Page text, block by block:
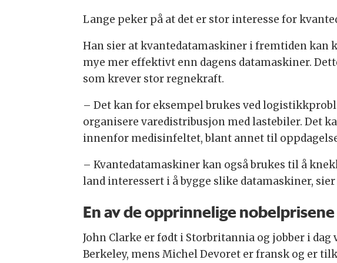
Lange peker på at det er stor interesse for
Han sier at kvantedatamaskiner i fremtiden kan
mye mer effektivt enn dagens datamaskiner.
som krever stor regnekraft.
– Det kan for eksempel brukes ved
organisere varedistribusjon med lastebiler. Det
innenfor medisinfeltet, blant annet til
– Kvantedatamaskiner kan også brukes til å
land interessert i å bygge slike datamaskiner, sier
En av de opprinnelige nobelprisene
John Clarke er født i Storbritannia og jobber i
Berkeley, mens Michel Devoret er fransk og er